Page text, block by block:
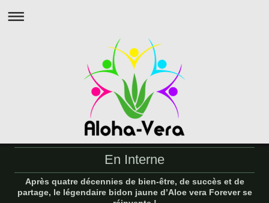
En Interne
Après quatre décennies de bien-être, de succès et de
partage, le légendaire bidon jaune d’Aloe vera Forever se